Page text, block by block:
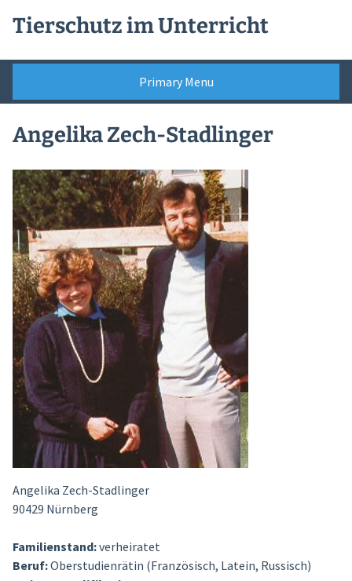
Tierschutz im Unterricht
Primary Menu
Angelika Zech-Stadlinger
Angelika Zech-Stadlinger
90429 Nürnberg
Familienstand:verheiratet
Beruf:Oberstudienrätin (Französisch, Latein, Russisch)